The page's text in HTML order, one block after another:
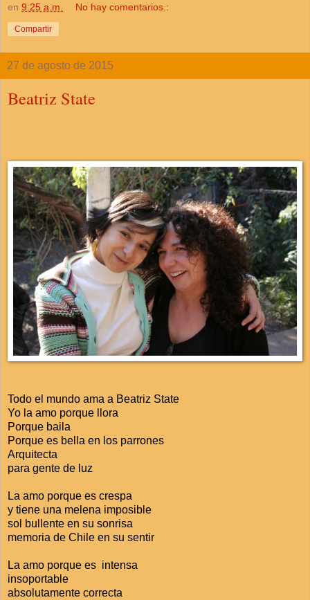
en 9:25 a.m. No hay comentarios.:
Compartir
27 de agosto de 2015
Beatriz State
Todo el mundo ama a Beatriz State
Yo la amo porque llora
Porque baila
Porque es bella en los parrones
Arquitecta
para gente de luz
La amo porque es crespa
y tiene una melena imposible
sol bullente en su sonrisa
memoria de Chile en su sentir
La amo porque es intensa
insoportable
absolutamente correcta